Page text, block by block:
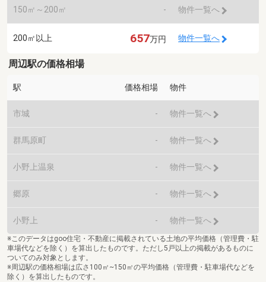
150㎡～200㎡ - 物件一覧へ
200㎡以上 657万円 物件一覧へ
周辺駅の価格相場
駅 価格相場 物件
市城 - 物件一覧へ
群馬原町 - 物件一覧へ
小野上温泉 - 物件一覧へ
郷原 - 物件一覧へ
小野上 - 物件一覧へ
※このデータはgoo住宅・不動産に掲載されている土地の平均価格（管理費・駐
車場代などを除く）を算出したものです。ただし5戸以上の掲載があるものに
ついてのみ対象とします。
※周辺駅の価格相場は広さ100㎡~150㎡の平均価格（管理費・駐車場代などを
除く）を算出したものです。